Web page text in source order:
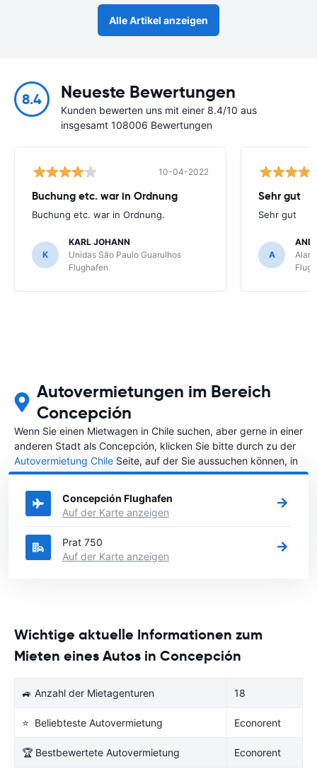
Alle Artikel anzeigen
8.4 Neueste Bewertungen
Kunden bewerten uns mit einer 8.4/10 aus
insgesamt 108006 Bewertungen
10-04-2022
Buchung etc. war in Ordnung
Buchung etc. war in Ordnung.
K
KARL JOHANN
Unidas São Paulo Guarulhos
Flughafen
Sehr gut
Sehr gut
A
Autovermietungen im Bereich
Concepción
Wenn Sie einen Mietwagen in Chile suchen, aber gerne in einer
anderen Stadt als Concepción, klicken Sie bitte durch zu der
Autovermietung Chile Seite, auf der Sie aussuchen können, in
welcher Stadt in Chile Sie Ihr Fahrzeug mieten wollen.
Concepción Flughafen
Auf der Karte anzeigen
Prat 750
Auf der Karte anzeigen
Wichtige aktuelle Informationen zum
Mieten eines Autos in Concepción
🚙 Anzahl der Mietagenturen 18
⭐ Beliebteste Autovermietung Econorent
🏆 Bestbewertete Autovermietung Econorent